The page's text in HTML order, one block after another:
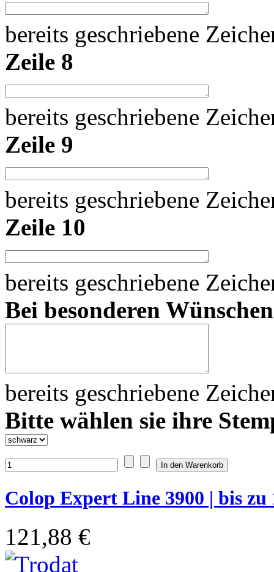
bereits geschriebene
Zeile 8
bereits geschriebene
Zeile 9
bereits geschriebene
Zeile 10
bereits geschriebene
Bei besonderen
bereits geschriebene
Bitte wählen sie ihre
Colop Expert Line 3900 | bis zu
121,88 €